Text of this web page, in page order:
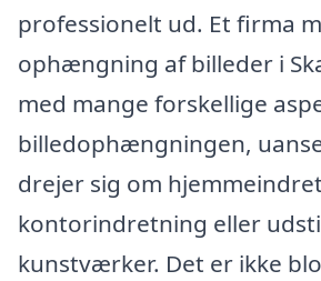
professionelt ud. Et firma
ophængning af billeder i
med mange forskellige
billedophængningen,
drejer sig om
kontorindretning eller
kunstværker. Det er ikke